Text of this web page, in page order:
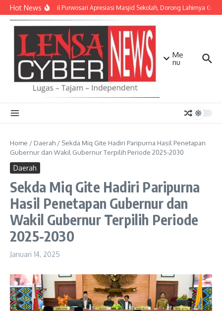
Lewati ke konten
Hot NewsDanramil Purwosari Apresiasi Masjid Sekolah, Dorong Lahirnya
Me
nu
Home / Daerah / Sekda Miq Gite Hadiri Paripurna Hasil Penetapan
Gubernur dan Wakil Gubernur Terpilih Periode 2025-2030
Daerah
Sekda Miq Gite Hadiri Paripurna
Hasil Penetapan Gubernur dan
Wakil Gubernur Terpilih Periode
2025-2030
Januari 14, 2025